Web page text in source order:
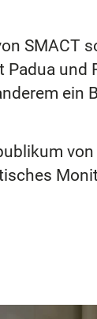
SMACT
und
ein